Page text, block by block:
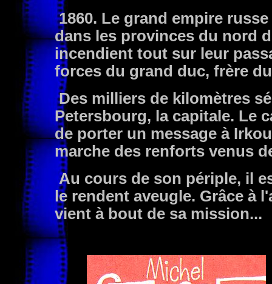
1860. Le grand empire
dans les provinces du nord
incendient tout sur leur
forces du grand duc, frère
Des milliers de kilomètres
Petersbourg, la capitale. Le
de porter un message à
marche des renforts venus
Au cours de son périple, il
le rendent aveugle. Grâce à
vient à bout de sa mission...